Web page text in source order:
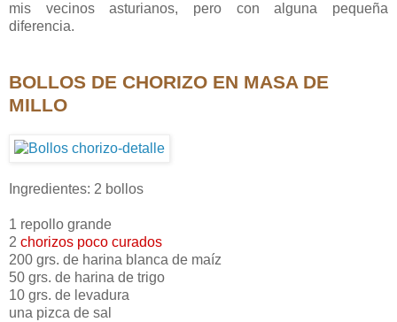
mis vecinos asturianos, pero con alguna pequeña
diferencia.
BOLLOS DE CHORIZO EN MASA DE
MILLO
Ingredientes: 2 bollos
1 repollo grande
2 chorizos poco curados
200 grs. de harina blanca de maíz
50 grs. de harina de trigo
10 grs. de levadura
una pizca de sal